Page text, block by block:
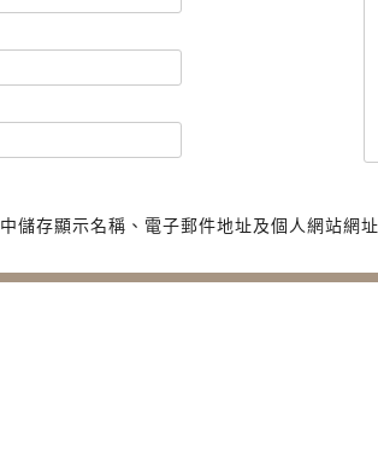
中儲存顯示名稱、電子郵件地址及個人網站網